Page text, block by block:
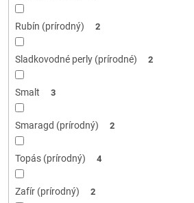
Rubín (prírodný) 2
Sladkovodné perly (prírodné) 2
Smalt 3
Smaragd (prírodný) 2
Topás (prírodný) 4
Zafír (prírodný) 2